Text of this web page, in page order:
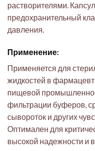
растворителями.
предохранительный
давления.
Применение:
Применяется для
жидкостей в
пищевой
фильтрации буферов,
сывороток и других
Оптимален для
высокой надежности и